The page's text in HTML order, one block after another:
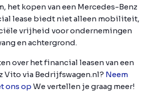
het kopen van een Mercedes-Benz
lease biedt niet alleen mobiliteit,
vrijheid voor ondernemingen
en achtergrond.
over het financial leasen van een
Vito via Bedrijfswagen.nl? Neem
ons op We vertellen je graag meer!